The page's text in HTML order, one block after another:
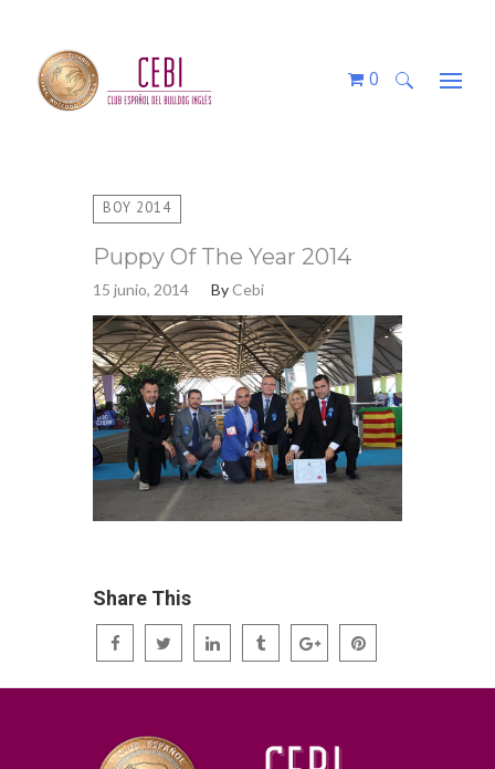
0
BOY 2014
Puppy Of The Year 2014
15 junio, 2014 ByCebi
Share This